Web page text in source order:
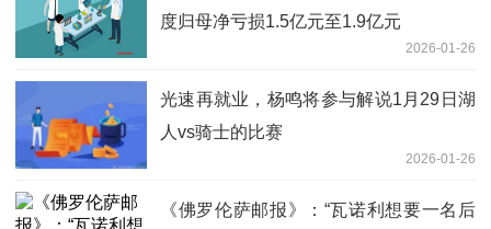
度归母净亏损1.5亿元至1.9亿元
2026-01-26
光速再就业，杨鸣将参与解说1月29日湖
人vs骑士的比赛
2026-01-26
《佛罗伦萨邮报》：“瓦诺利想要一名后